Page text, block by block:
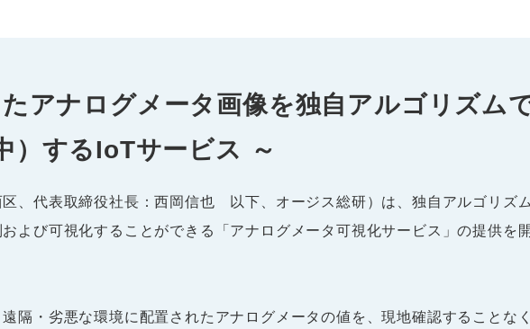
アナログメータ画像を独自アルゴリズム
）するIoTサービス ～
、代表取締役社長：西岡信也 以下、オージス総研）は、独自アルゴリズム
よび可視化することができる「アナログメータ可視化サービス」の提供を
隔・劣悪な環境に配置されたアナログメータの値を、現地確認することな